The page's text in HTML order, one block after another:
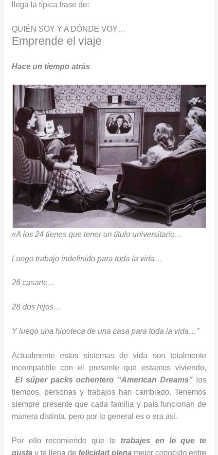
llega la típica frase de:
QUIÉN SOY Y A DÓNDE VOY…
Emprende el viaje
Hace un tiempo atrás
«A los 24 tienes que tener un título universitario…
Luego trabajo indefinido para toda la vida…
26 casarte…
28 dos hijos…
Y luego una hipoteca de una casa para toda la vida…”
Actualmente estos sistemas de vida son totalmente
incompatible con el presente que estamos viviendo,
El súper packs ochentero “American Dreams” los
tiempos, personas y trabajos han cambiado. Tenemos
siempre presente que cada familia y país funcionan de
manera distinta, pero por lo general es o era así.
Por ello recomiendo que te trabajes en lo que te
gusta y te llena de felicidad plena mejor conocido entre